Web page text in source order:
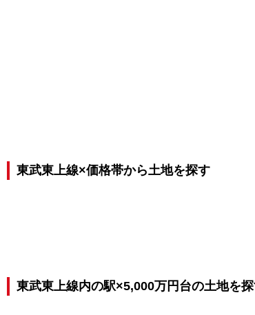
東武東上線×価格帯から土地を探す
東武東上線内の駅×5,000万円台の土地を